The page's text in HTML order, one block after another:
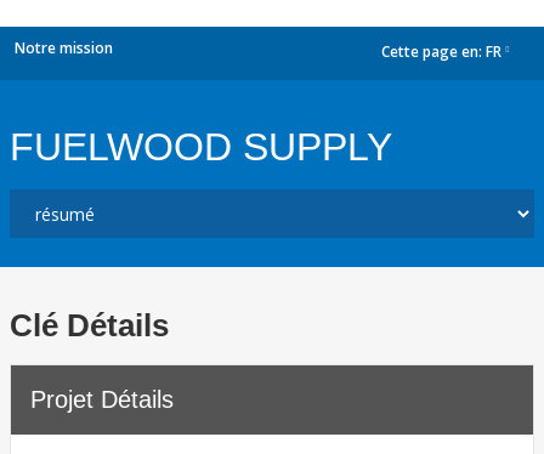
Notre mission Cette page en: FR
FUELWOOD SUPPLY
Clé Détails
Projet Détails